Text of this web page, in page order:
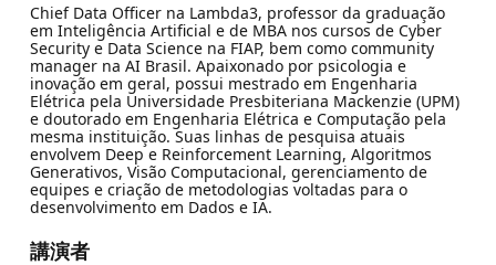
Chief Data Officer na Lambda3, professor da graduação
em Inteligência Artificial e de MBA nos cursos de Cyber
Security e Data Science na FIAP, bem como community
manager na AI Brasil. Apaixonado por psicologia e
inovação em geral, possui mestrado em Engenharia
Elétrica pela Universidade Presbiteriana Mackenzie (UPM)
e doutorado em Engenharia Elétrica e Computação pela
mesma instituição. Suas linhas de pesquisa atuais
envolvem Deep e Reinforcement Learning, Algoritmos
Generativos, Visão Computacional, gerenciamento de
equipes e criação de metodologias voltadas para o
desenvolvimento em Dados e IA.
講演者